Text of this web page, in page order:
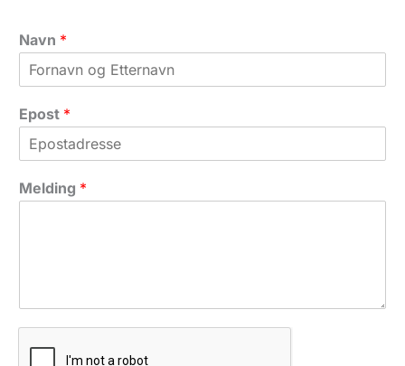
Navn *
Epost *
M
e
E
p
Melding *